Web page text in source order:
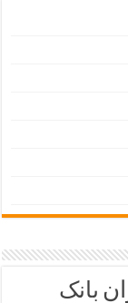
بانک